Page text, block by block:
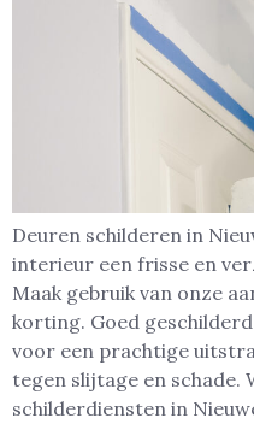
Deuren schilderen in
interieur een frisse en
Maak gebruik van onze
korting. Goed
voor een prachtige
tegen slijtage en schade.
schilderdiensten in